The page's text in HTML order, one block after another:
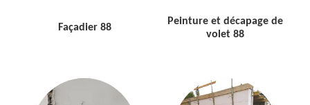
Façadier 88
Peinture et décapage de
volet 88